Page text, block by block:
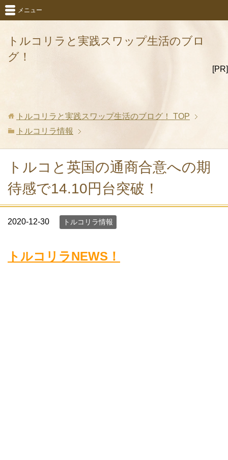
トルコリラと実践スワップ生活のブロ
グ！
[PR]
メニュー
トルコリラと実践スワップ生活のブログ！
TOP
トルコリラ情報
トルコと英国の通商合意への期
待感で14.10円台突破！
2020-12-30 トルコリラ情報
トルコリラNEWS！